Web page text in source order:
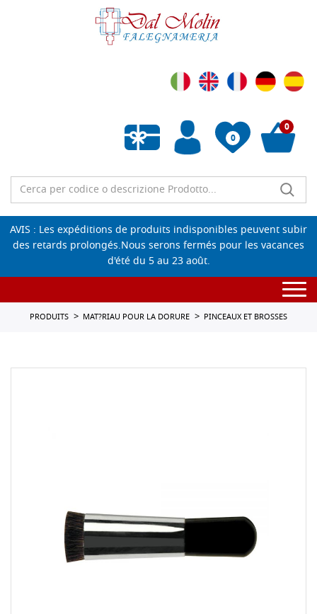
0
Liste de souhaits vide
0
AVIS : Les expéditions de produits indisponibles peuvent subir
des retards prolongés.Nous serons fermés pour les vacances
d'été du 5 au 23 août.
PRODUITS MAT?RIAU POUR LA DORURE PINCEAUX ET BROSSES